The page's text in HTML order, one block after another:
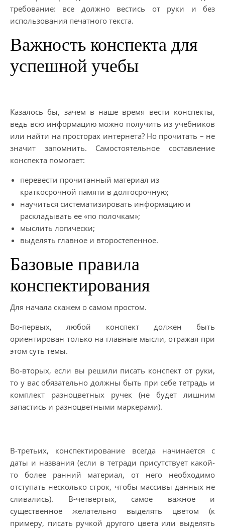
требование: все должно вестись от руки и без
использования печатного текста.
Важность конспекта для
успешной учебы
Казалось бы, зачем в наше время вести конспекты,
ведь всю информацию можно получить из учебников
или найти на просторах интернета? Но прочитать – не
значит запомнить. Самостоятельное составление
конспекта помогает:
перевести прочитанный материал из
краткосрочной памяти в долгосрочную;
научиться систематизировать информацию и
раскладывать ее «по полочкам»;
мыслить логически;
выделять главное и второстепенное.
Базовые правила
конспектирования
Для начала скажем о самом простом.
Во-первых, любой конспект должен быть
ориентирован только на главные мысли, отражая при
этом суть темы.
Во-вторых, если вы решили писать конспект от руки,
то у вас обязательно должны быть при себе тетрадь и
комплект разноцветных ручек (не будет лишним
запастись и разноцветными маркерами).
В-третьих, конспектирование всегда начинается с
даты и названия (если в тетради присутствует какой-
то более ранний материал, от него необходимо
отступать несколько строк, чтобы массивы данных не
сливались). В-четвертых, самое важное и
существенное желательно выделять цветом (к
примеру, писать ручкой другого цвета или выделять